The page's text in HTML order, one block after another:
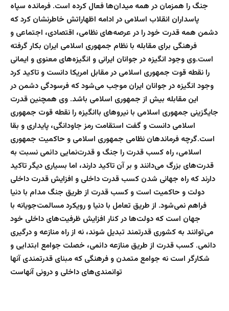
جنگ را همزمان در همه میدان‌ها فعال کرده است. فرمانده سپاه
پاسداران انقلاب اسلامی در ادامه اظهاراتش خاطرنشان کرد که
دشمن همه قدرت خود را در عرصه‌های نظامی، اقتصادی، اجتماعی و
فرهنگی برای مقابله با نظام جمهوری اسلامی ایران بکار گرفته
است.وی وجود انگیزه در جوانان ایرانی و انگیزه‌های معنوی و ایمانی
را نقطه قوت جمهوری اسلامی در مقابل امریکا دانست و تاکید کرد
وجود انگیزه در جوانان ایران موجب می‌شود که فرسودگی دشمن در
این مقابله بیش از جمهوری اسلامی باشد. وی همچنین قدرت
جایگزینی جمهوری اسلامی با نیروهای باانگیزه را نقطه قوت جمهوری
اسلامی دانست و گفت استقامت رمز جاودانگی، پایداری و بقا
است.گرچه فرماندهان نظامی جمهوری اسلامی و حاکمیت جمهوری
اسلامی، راه کسب قدرت را جنگ و قدرت‌نمایی دائمی نسبت به
قدرت‌های بزرگ می‌دانند و بر آن تاکید دارند، اما بسیاری دیگر تاکید
دارند که راه جهانی شدن کسب قدرت داخلی و افزایش قدرت داخلی
دولت و حاکمیت است و کسب قدرت از طریق جنگ مدام با دنیا
فراهم نمی‌شود. از طریق تعامل با دنیا و رویکرد مسالمت‌جویانه با
جهان است که دولت‌ها در کنار افزایش ظرفیت‌های داخلی خود
می‌توانند به کشوری قدرتمند تبدیل شوند، نه از راه منازعه و درگیری
دائمی. کسب قدرت از طریق منازعه دائمی، خصلت جوامع ابتدایی و
شکارگر است نه جوامع متمدن و فرهنگی که مبنای قدرتمندی آنها
توانمندی‌های داخلی و درونی آنهاست